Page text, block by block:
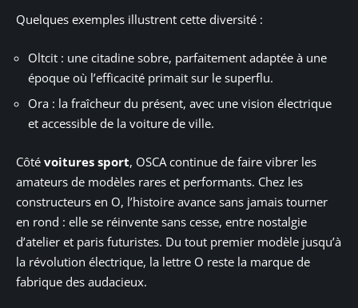
Quelques exemples illustrent cette diversité :
Oltcit : une citadine sobre, parfaitement adaptée à une
époque où l’efficacité primait sur le superflu.
Ora : la fraîcheur du présent, avec une vision électrique
et accessible de la voiture de ville.
Côté voitures sport, OSCA continue de faire vibrer les
amateurs de modèles rares et performants. Chez les
constructeurs en O, l’histoire avance sans jamais tourner
en rond : elle se réinvente sans cesse, entre nostalgie
d’atelier et paris futuristes. Du tout premier modèle jusqu’à
la révolution électrique, la lettre O reste la marque de
fabrique des audacieux.